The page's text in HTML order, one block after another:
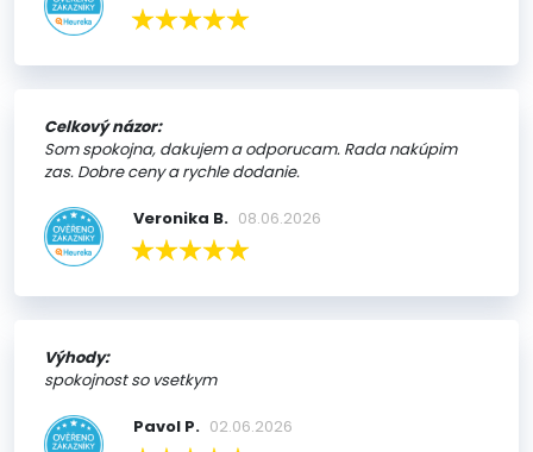
Celkový názor:
Som spokojna, dakujem a odporucam. Rada nakúpim
zas. Dobre ceny a rychle dodanie.
Veronika B. 08.06.2026
Výhody:
spokojnost so vsetkym
Pavol P. 02.06.2026